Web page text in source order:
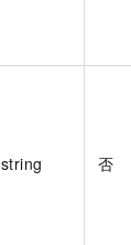
string 否